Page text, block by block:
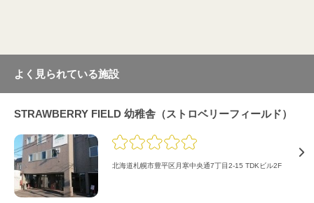
よく見られている施設
STRAWBERRY FIELD 幼稚舎（ストロベリーフィールド）
北海道札幌市豊平区月寒中央通7丁目2-15 TDKビル2F